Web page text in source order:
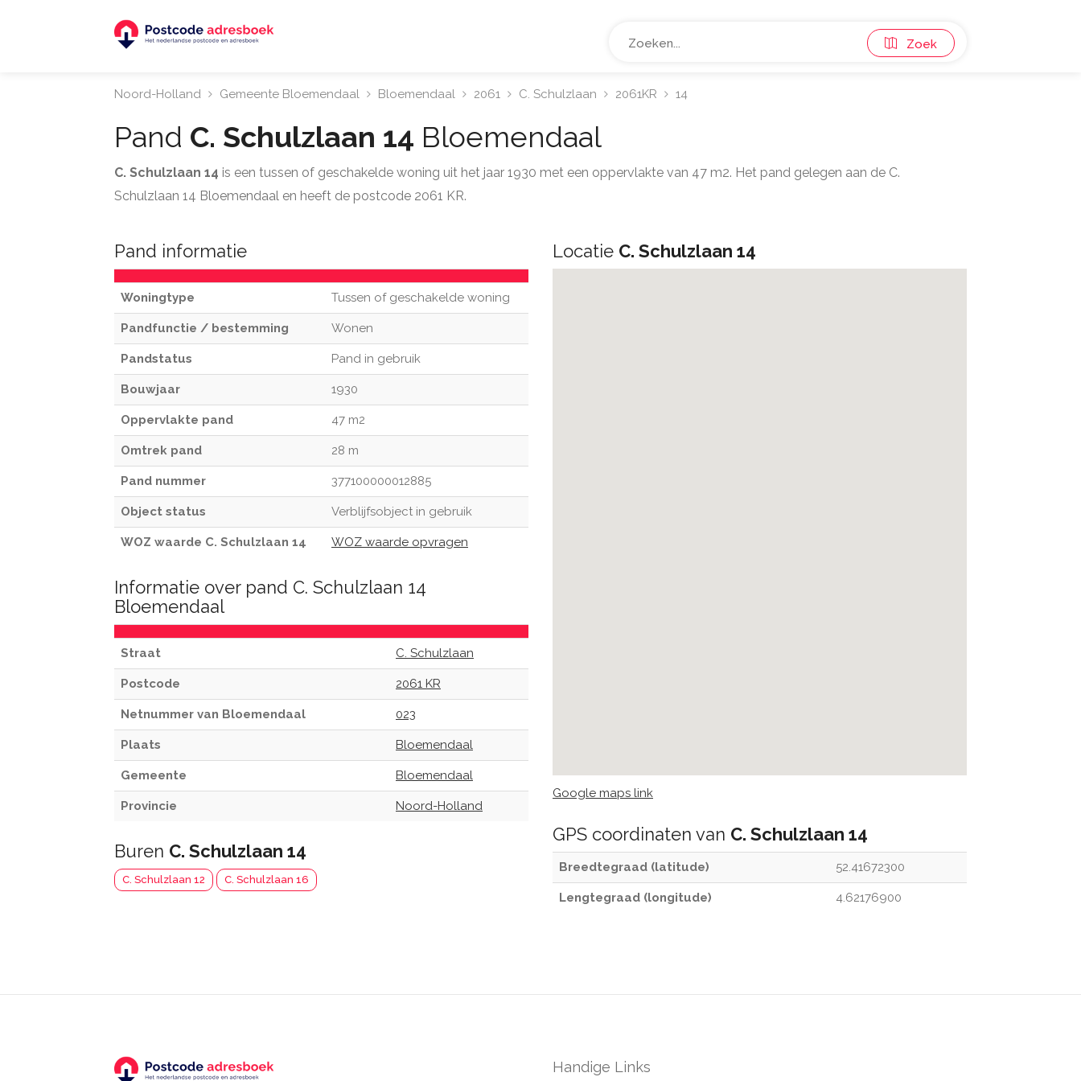
Zoek
Noord-Holland Gemeente Bloemendaal Bloemendaal 2061 C. Schulzlaan 2061KR 14
Pand C. Schulzlaan 14 Bloemendaal
C. Schulzlaan 14 is een tussen of geschakelde woning uit het jaar 1930 met een oppervlakte van 47 m2. Het pand gelegen aan de C.
Schulzlaan 14 Bloemendaal en heeft de postcode 2061 KR.
Pand informatie
Woningtype Tussen of geschakelde woning
Pandfunctie / bestemming Wonen
Pandstatus Pand in gebruik
Bouwjaar 1930
Oppervlakte pand 47 m2
Omtrek pand 28 m
Pand nummer 377100000012885
Object status Verblijfsobject in gebruik
WOZ waarde C. Schulzlaan 14 WOZ waarde opvragen
Informatie over pand C. Schulzlaan 14
Bloemendaal
Straat C. Schulzlaan
Postcode 2061 KR
Netnummer van Bloemendaal 023
Plaats Bloemendaal
Gemeente Bloemendaal
Provincie Noord-Holland
Buren C. Schulzlaan 14
C. Schulzlaan 12 C. Schulzlaan 16
Locatie C. Schulzlaan 14
Google maps link
GPS coordinaten van C. Schulzlaan 14
Breedtegraad (latitude) 52.41672300
Lengtegraad (longitude) 4.62176900
Handige Links